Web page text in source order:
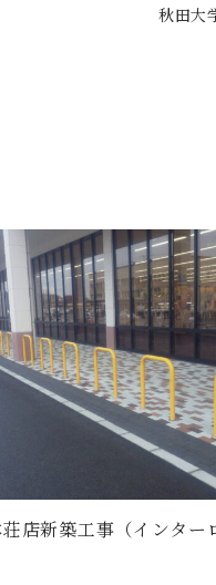
秋田大
店新築工事（インター